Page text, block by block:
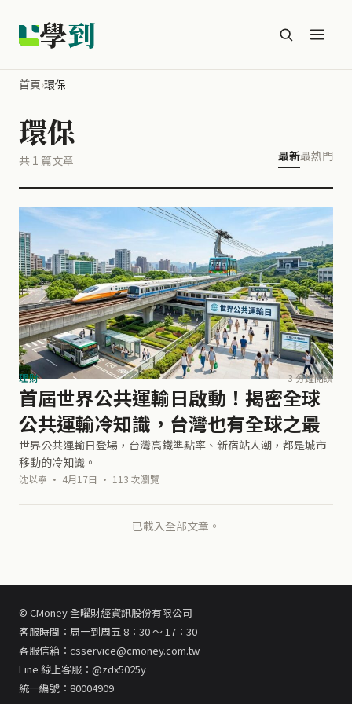
學到
首頁›環保
環保
共 1 篇文章 最新最熱門
理財 3 分鐘閱讀
首屆世界公共運輸日啟動！揭密全球
公共運輸冷知識，台灣也有全球之最
世界公共運輸日登場，台灣高鐵準點率、新宿站人潮，都是城市
移動的冷知識。
沈以寧 · 4月17日 · 113 次瀏覽
已載入全部文章。
© CMoney 全曜財經資訊股份有限公司
客服時間：周一到周五 8：30 ～ 17：30
客服信箱：csservice@cmoney.com.tw
Line 線上客服：@zdx5025y
統一編號：80004909